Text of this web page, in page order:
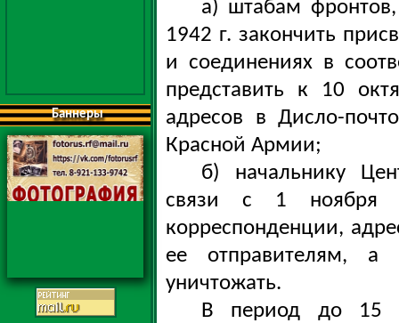
Баннеры
а) штабам
1942 г. закончить
и соединениях в
представить к 10
адресов в Дисло-
Красной Армии;
б) начальнику
связи с 1 ноября
корреспонденции,
ее отправителям, а
уничтожать.
В период до 15